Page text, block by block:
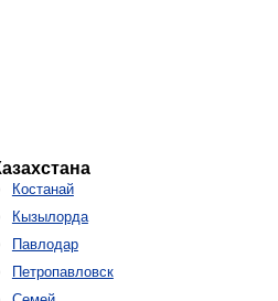
Костанай
Кызылорда
Павлодар
Петропавловск